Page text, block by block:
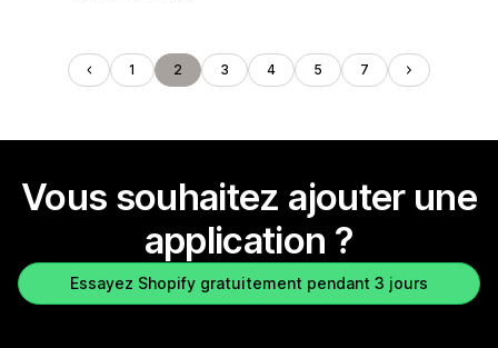
1 2 3 4 5 7
Vous souhaitez ajouter une
application ?
Essayez Shopify gratuitement pendant 3 jours